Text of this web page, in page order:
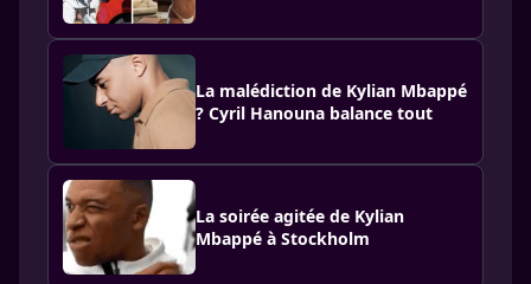
La malédiction de Kylian Mbappé
? Cyril Hanouna balance tout
La soirée agitée de Kylian
Mbappé à Stockholm